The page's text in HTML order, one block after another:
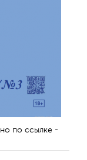
по ссылке -